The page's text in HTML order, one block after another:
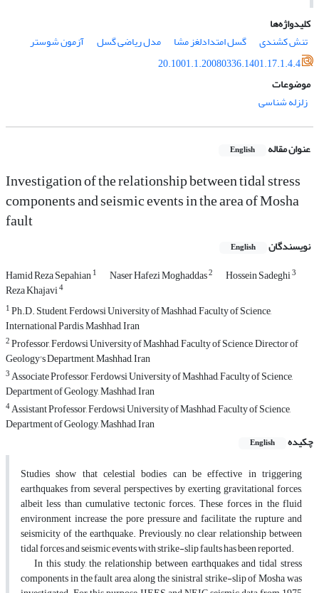
کلیدواژه‌ها
تنش کشندی
گسل امتدادلغز مشا مدل ریاضی گسل
آزمون شوستر
20.1001.1.20080336.1401.17.1.4.4
موضوعات
زلزله شناسی
عنوان مقاله English
Investigation of the relationship between tidal stress
components and seismic events in the area of Mosha
fault
نویسندگان English
Hamid Reza Sepahian1 Naser Hafezi Moghaddas2 Hossein Sadeghi3
Reza Khajavi4
1Ph.D. Student, Ferdowsi University of Mashhad, Faculty of Science,
International Pardis, Mashhad, Iran
2Professor, Ferdowsi University of Mashhad, Faculty of Science, Director of
Geology's Department, Mashhad, Iran
3Associate Professor, Ferdowsi University of Mashhad, Faculty of Science,
Department of Geology, Mashhad, Iran
4Assistant Professor, Ferdowsi University of Mashhad, Faculty of Science,
Department of Geology, Mashhad, Iran
چکیده
English
Studies show that celestial bodies can be effective in triggering
earthquakes from several perspectives by exerting gravitational forces,
albeit less than cumulative tectonic forces. These forces in the fluid
environment increase the pore pressure and facilitate the rupture and
seismicity of the earthquake. Previously, no clear relationship between
tidal forces and seismic events with strike-slip faults has been reported.
In this study, the relationship between earthquakes and tidal stress
components in the fault area along the sinistral strike-slip of Mosha was